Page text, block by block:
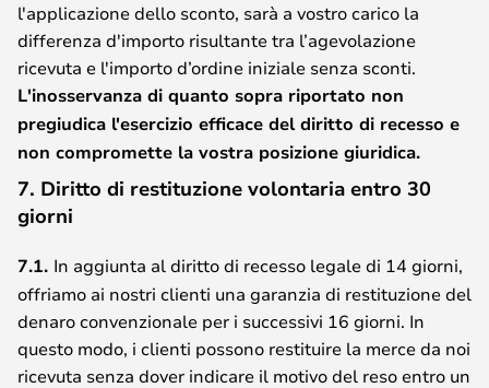
l'applicazione dello sconto, sarà a vostro carico la
differenza d'importo risultante tra l’agevolazione
ricevuta e l'importo d’ordine iniziale senza sconti.
L'inosservanza di quanto sopra riportato non
pregiudica l'esercizio efficace del diritto di recesso e
non compromette la vostra posizione giuridica.
7. Diritto di restituzione volontaria entro 30
giorni
7.1. In aggiunta al diritto di recesso legale di 14 giorni,
offriamo ai nostri clienti una garanzia di restituzione del
denaro convenzionale per i successivi 16 giorni. In
questo modo, i clienti possono restituire la merce da noi
ricevuta senza dover indicare il motivo del reso entro un